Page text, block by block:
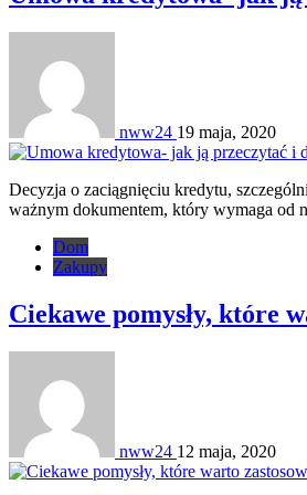
nww24 19 maja, 2020
Decyzja o zaciągnięciu kredytu,
ważnym dokumentem, który wymaga od
Dom
Zakupy
Ciekawe pomysły, które
nww24 12 maja, 2020